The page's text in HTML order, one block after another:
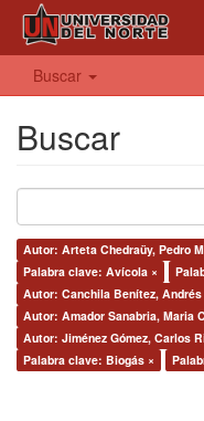
Buscar
Buscar
Autor: Arteta Chedraüy, Pedro
Palabra clave: Avícola ×
Autor: Canchila Benítez, Andrés
Autor: Amador Sanabria, Maria
Autor: Jiménez Gómez, Carlos
Palabra clave: Biogás ×